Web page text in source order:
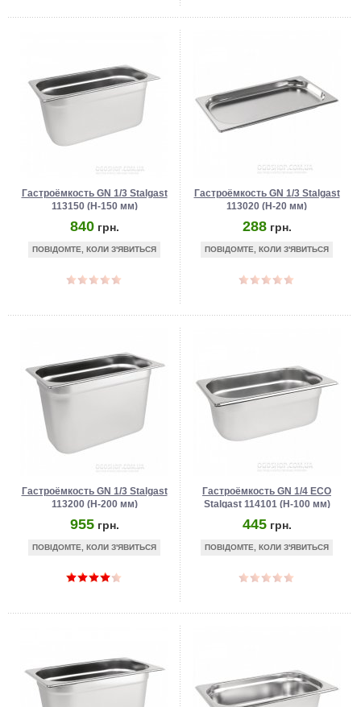
Гастроёмкость GN 1/3 Stalgast
113150 (Н-150 мм)
840 грн.
ПОВІДОМТЕ, КОЛИ З'ЯВИТЬСЯ
Гастроёмкость GN 1/3 Stalgast
113020 (Н-20 мм)
288 грн.
ПОВІДОМТЕ, КОЛИ З'ЯВИТЬСЯ
Гастроёмкость GN 1/3 Stalgast
113200 (Н-200 мм)
955 грн.
ПОВІДОМТЕ, КОЛИ З'ЯВИТЬСЯ
Гастроёмкость GN 1/4 ECO
Stalgast 114101 (Н-100 мм)
445 грн.
ПОВІДОМТЕ, КОЛИ З'ЯВИТЬСЯ